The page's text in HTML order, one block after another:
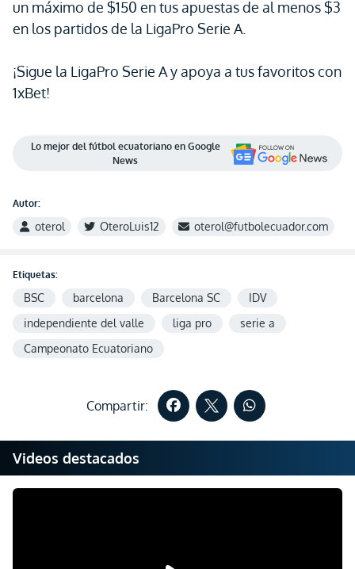
un máximo de $150 en tus apuestas de al menos $3
en los partidos de la LigaPro Serie A.
¡Sigue la LigaPro Serie A y apoya a tus favoritos con
1xBet!
Lo mejor del fútbol ecuatoriano en Google
News
Autor:
oterol OteroLuis12 oterol@futbolecuador.com
Etiquetas:
BSC barcelona Barcelona SC
IDV
independiente del valle
liga pro
serie a
Campeonato Ecuatoriano
Compartir:
Videos destacados